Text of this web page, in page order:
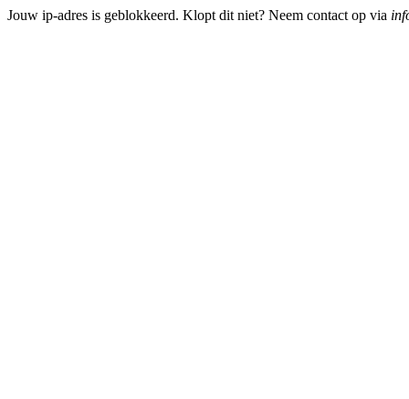
Jouw ip-adres is geblokkeerd. Klopt dit niet? Neem contact op via